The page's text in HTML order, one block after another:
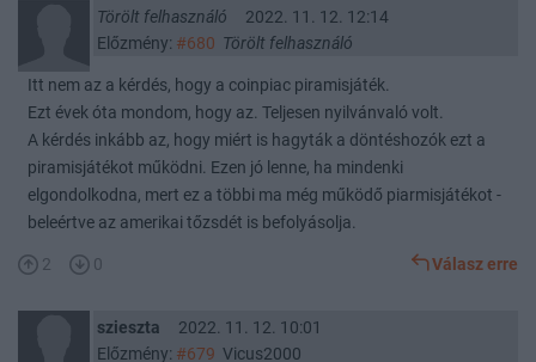
Törölt felhasználó
2022. 11. 12. 12:14
Előzmény: #680 Törölt felhasználó
Itt nem az a kérdés, hogy a coinpiac piramisjáték.
Ezt évek óta mondom, hogy az. Teljesen nyilvánvaló volt.
A kérdés inkább az, hogy miért is hagyták a döntéshozók ezt a
piramisjátékot működni. Ezen jó lenne, ha mindenki
elgondolkodna, mert ez a többi ma még működő piarmisjátékot -
beleértve az amerikai tőzsdét is befolyásolja.
2 0 Válasz erre
szieszta
2022. 11. 12. 10:01
Előzmény: #679 Vicus2000